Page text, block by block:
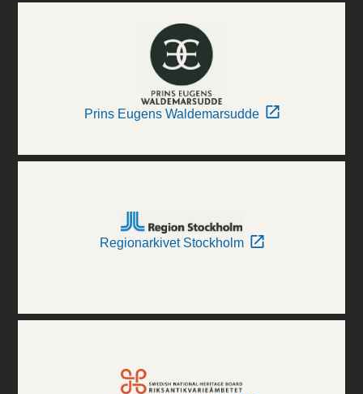
Prins Eugens Waldemarsudde
Regionarkivet Stockholm